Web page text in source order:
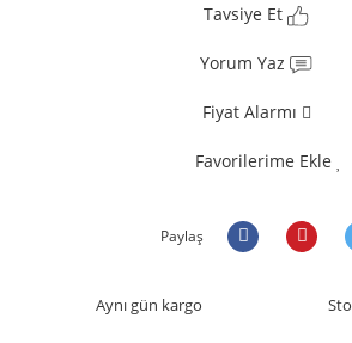
Tavsiye Et
Yorum Yaz
Fiyat Alarmı
Favorilerime Ekle
Paylaş
Aynı gün kargo